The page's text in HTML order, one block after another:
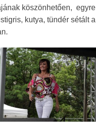
köszönhetően, egyre
kutya, tündér sétált a